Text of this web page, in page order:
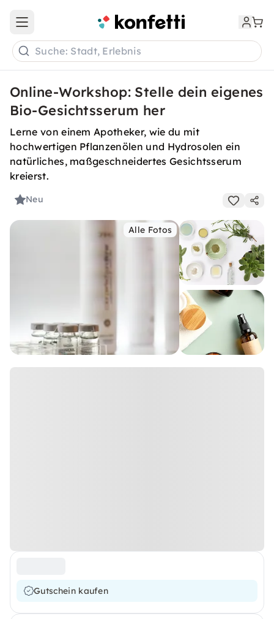
Open main menu
Suche: Stadt, Erlebnis
Online-Workshop: Stelle dein eigenes
Bio-Gesichtsserum her
Lerne von einem Apotheker, wie du mit
hochwertigen Pflanzenölen und Hydrosolen ein
natürliches, maßgeschneidertes Gesichtsserum
kreierst.
Neu
Alle Fotos
Gutschein kaufen